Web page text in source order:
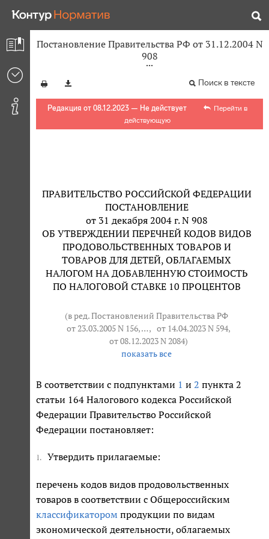
Постановление Правительства РФ от 31.12.2004 N
908
Поиск в тексте
Редакция от 08.12.2023 — Не действует
Перейти в
действующую
ПРАВИТЕЛЬСТВО РОССИЙСКОЙ ФЕДЕРАЦИИ
ПОСТАНОВЛЕНИЕ
от 31 декабря 2004 г. N 908
ОБ УТВЕРЖДЕНИИ ПЕРЕЧНЕЙ КОДОВ ВИДОВ
ПРОДОВОЛЬСТВЕННЫХ ТОВАРОВ И
ТОВАРОВ ДЛЯ ДЕТЕЙ, ОБЛАГАЕМЫХ
НАЛОГОМ НА ДОБАВЛЕННУЮ СТОИМОСТЬ
ПО НАЛОГОВОЙ СТАВКЕ 10 ПРОЦЕНТОВ
(в ред. Постановлений Правительства РФ
от 23.03.2005 N 156, … , от 14.04.2023 N 594,
от 08.12.2023 N 2084)
показать все
В соответствии с подпунктами 1 и 2 пункта 2
статьи 164 Налогового кодекса Российской
Федерации Правительство Российской
Федерации постановляет:
1. Утвердить прилагаемые:
перечень кодов видов продовольственных
товаров в соответствии с Общероссийским
классификатором продукции по видам
экономической деятельности, облагаемых